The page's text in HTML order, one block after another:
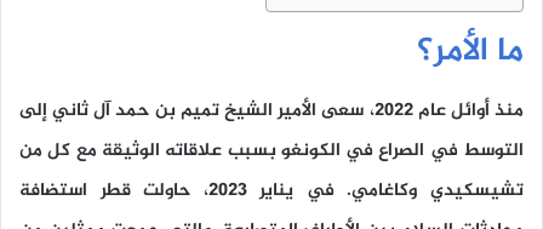
ما الأمر؟
منذ أوائل عام 2022، سعى الأمير الشيخ تميم بن حمد آل ثاني إلى
التوسط في الصراع في الكونغو بسبب علاقاته الوثيقة مع كل من
تشيسكيدي وكاغامي. في يناير 2023، حاولت قطر استضافة